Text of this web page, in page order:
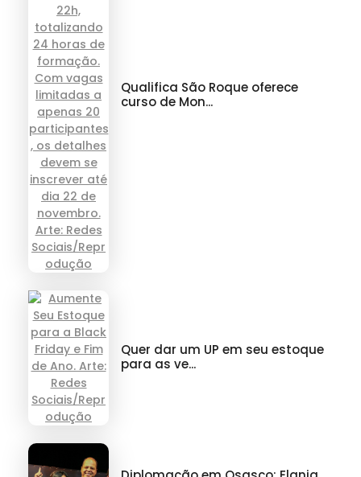
Qualifica São Roque oferece
curso de Mon...
Quer dar um UP em seu estoque
para as ve...